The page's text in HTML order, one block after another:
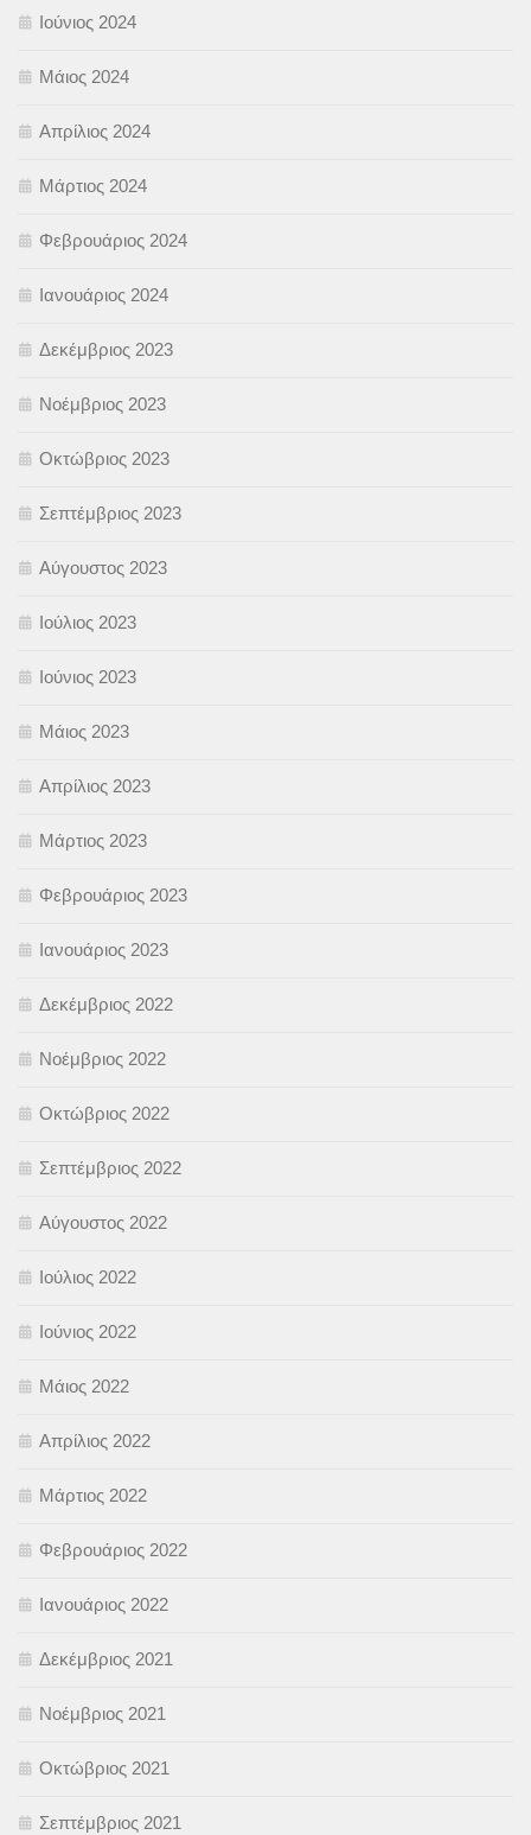
Ιούνιος 2024
Μάιος 2024
Απρίλιος 2024
Μάρτιος 2024
Φεβρουάριος 2024
Ιανουάριος 2024
Δεκέμβριος 2023
Νοέμβριος 2023
Οκτώβριος 2023
Σεπτέμβριος 2023
Αύγουστος 2023
Ιούλιος 2023
Ιούνιος 2023
Μάιος 2023
Απρίλιος 2023
Μάρτιος 2023
Φεβρουάριος 2023
Ιανουάριος 2023
Δεκέμβριος 2022
Νοέμβριος 2022
Οκτώβριος 2022
Σεπτέμβριος 2022
Αύγουστος 2022
Ιούλιος 2022
Ιούνιος 2022
Μάιος 2022
Απρίλιος 2022
Μάρτιος 2022
Φεβρουάριος 2022
Ιανουάριος 2022
Δεκέμβριος 2021
Νοέμβριος 2021
Οκτώβριος 2021
Σεπτέμβριος 2021